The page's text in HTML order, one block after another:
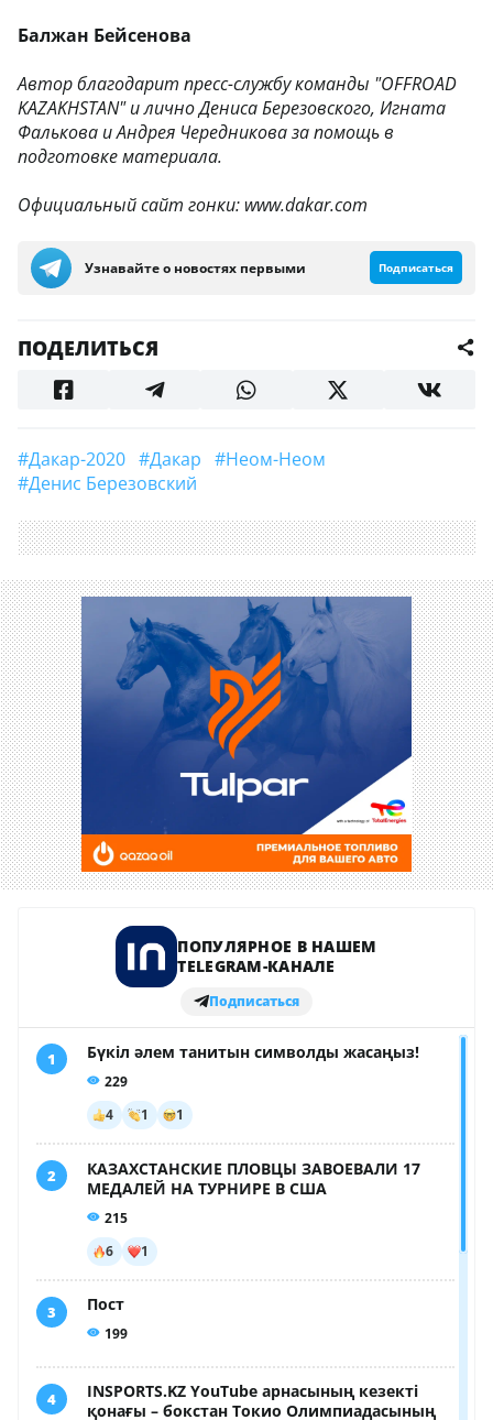
Балжан Бейсенова
Автор благодарит пресс-службу команды "OFFROAD
KAZAKHSTAN" и лично Дениса Березовского, Игната
Фалькова и Андрея Чередникова за помощь в
подготовке материала.
Официальный сайт гонки: www.dakar.com
Узнавайте о новостях первыми Подписаться
ПОДЕЛИТЬСЯ
#Дакар-2020 #Дакар
#Неом-Неом
#Денис Березовский